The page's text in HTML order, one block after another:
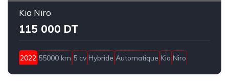
Kia Niro
115 000 DT
2022 55000 km 5 cv Hybride Automatique Kia Niro
Sousse